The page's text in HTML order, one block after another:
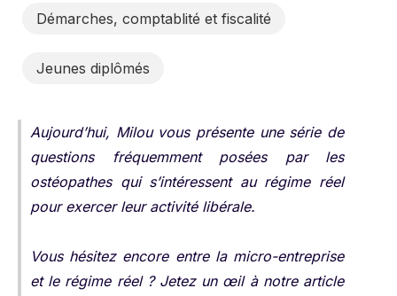
Démarches, comptablité et fiscalité
Jeunes diplômés
Aujourd’hui, Milou vous présente une série de
questions fréquemment posées par les
ostéopathes qui s’intéressent au régime réel
pour exercer leur activité libérale.
Vous hésitez encore entre la micro-entreprise
et le régime réel ? Jetez un œil à notre article